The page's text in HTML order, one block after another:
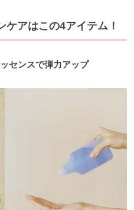
アはこの4アイテム！
センスで弾力アップ